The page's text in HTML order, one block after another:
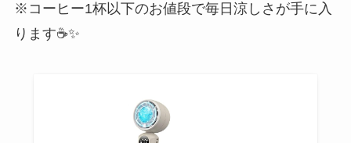
※コーヒー1杯以下のお値段で毎日涼しさが手に入
ります☕✨